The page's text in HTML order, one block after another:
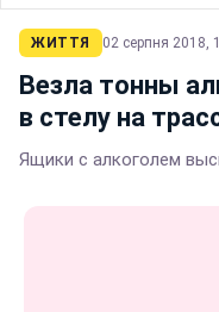
ЖИТТЯ 02 серпня 2018,
Везла тонны
в стелу на
Ящики с алкоголем